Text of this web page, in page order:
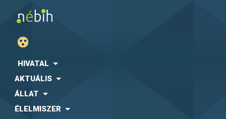
HIVATAL
AKTUÁLIS
ÁLLAT
ÉLELMISZER